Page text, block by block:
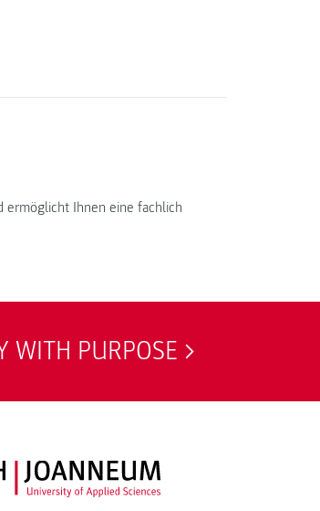
ermöglicht Ihnen eine fachlich
WITH PURPOSE
FH JOANNEUM Logo